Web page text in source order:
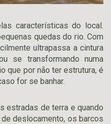
características do local.
quedas do rio. Com
ultrapassa a cintura
se transformando numa
que por não ter estrutura, é
for se banhar.
estradas de terra e quando
deslocamento, os barcos